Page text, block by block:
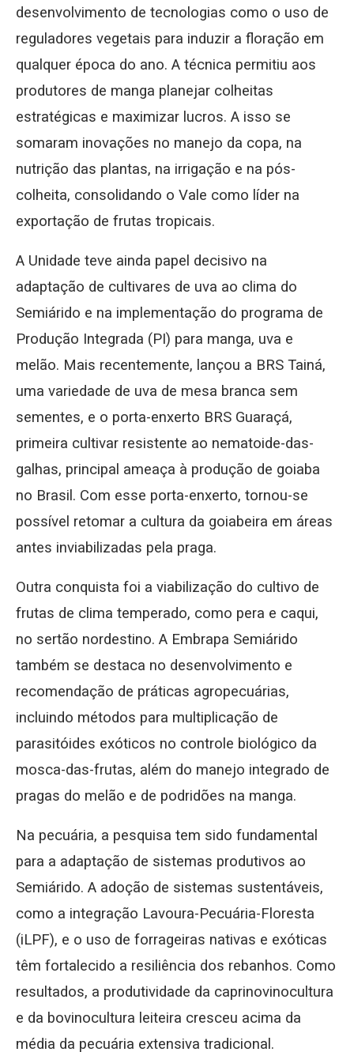
desenvolvimento de tecnologias como o uso de
reguladores vegetais para induzir a floração em
qualquer época do ano. A técnica permitiu aos
produtores de manga planejar colheitas
estratégicas e maximizar lucros. A isso se
somaram inovações no manejo da copa, na
nutrição das plantas, na irrigação e na pós-
colheita, consolidando o Vale como líder na
exportação de frutas tropicais.
A Unidade teve ainda papel decisivo na
adaptação de cultivares de uva ao clima do
Semiárido e na implementação do programa de
Produção Integrada (PI) para manga, uva e
melão. Mais recentemente, lançou a BRS Tainá,
uma variedade de uva de mesa branca sem
sementes, e o porta-enxerto BRS Guaraçá,
primeira cultivar resistente ao nematoide-das-
galhas, principal ameaça à produção de goiaba
no Brasil. Com esse porta-enxerto, tornou-se
possível retomar a cultura da goiabeira em áreas
antes inviabilizadas pela praga.
Outra conquista foi a viabilização do cultivo de
frutas de clima temperado, como pera e caqui,
no sertão nordestino. A Embrapa Semiárido
também se destaca no desenvolvimento e
recomendação de práticas agropecuárias,
incluindo métodos para multiplicação de
parasitóides exóticos no controle biológico da
mosca-das-frutas, além do manejo integrado de
pragas do melão e de podridões na manga.
Na pecuária, a pesquisa tem sido fundamental
para a adaptação de sistemas produtivos ao
Semiárido. A adoção de sistemas sustentáveis,
como a integração Lavoura-Pecuária-Floresta
(iLPF), e o uso de forrageiras nativas e exóticas
têm fortalecido a resiliência dos rebanhos. Como
resultados, a produtividade da caprinovinocultura
e da bovinocultura leiteira cresceu acima da
média da pecuária extensiva tradicional.